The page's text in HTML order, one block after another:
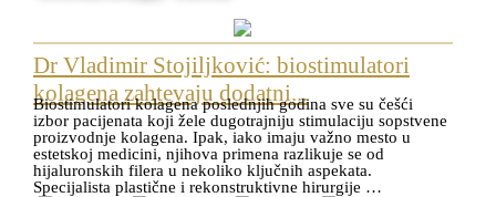
Dr Vladimir Stojiljković: biostimulatori
kolagena zahtevaju dodatni...
Biostimulatori kolagena poslednjih godina sve su češći
izbor pacijenata koji žele dugotrajniju stimulaciju sopstvene
proizvodnje kolagena. Ipak, iako imaju važno mesto u
estetskoj medicini, njihova primena razlikuje se od
hijaluronskih filera u nekoliko ključnih aspekata.
Specijalista plastične i rekonstruktivne hirurgije …